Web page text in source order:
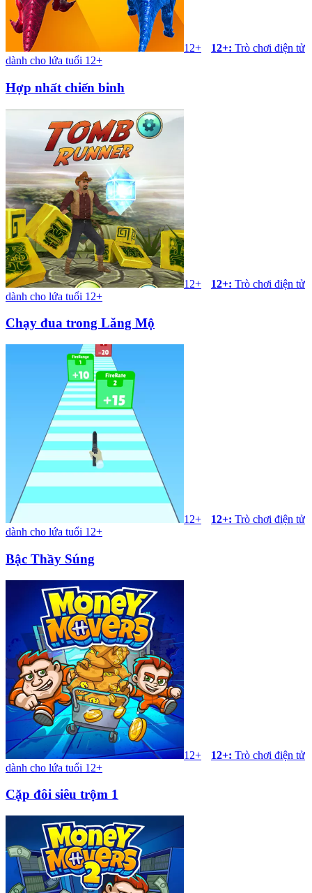
12+ 12+: Trò chơi điện tử
dành cho lứa tuổi 12+
Hợp nhất chiến binh
12+ 12+: Trò chơi điện tử
dành cho lứa tuổi 12+
Chạy đua trong Lăng Mộ
12+ 12+: Trò chơi điện tử
dành cho lứa tuổi 12+
Bậc Thầy Súng
12+ 12+: Trò chơi điện tử
dành cho lứa tuổi 12+
Cặp đôi siêu trộm 1